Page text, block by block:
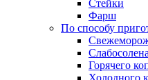
Стейки
Фарш
По способу
Горячего